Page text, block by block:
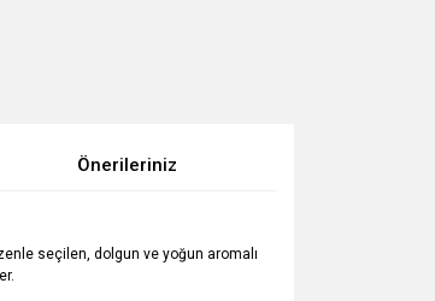
Önerileriniz
seçilen, dolgun ve yoğun aromalı